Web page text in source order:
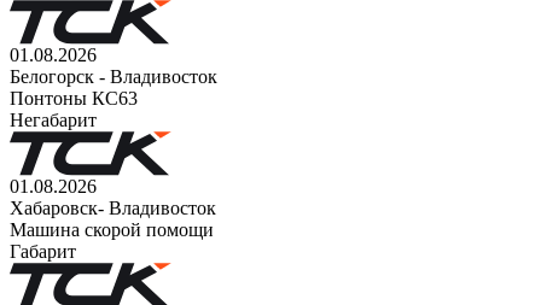
01.08.2026
Белогорск - Владивосток
Понтоны КС63
Негабарит
01.08.2026
Хабаровск- Владивосток
Машина скорой помощи
Габарит